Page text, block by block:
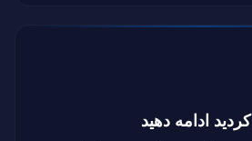
ادامه دهید